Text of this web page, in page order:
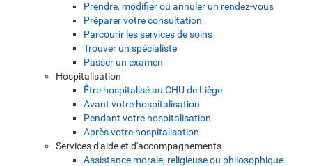
Prendre, modifier ou annuler un rendez-vous
Préparer votre consultation
Parcourir les services de soins
Trouver un spécialiste
Passer un examen
Hospitalisation
Être hospitalisé au CHU de Liège
Avant votre hospitalisation
Pendant votre hospitalisation
Après votre hospitalisation
Services d'aide et d'accompagnements
Assistance morale, religieuse ou philosophique